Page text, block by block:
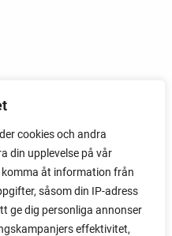
cookies och andra
din upplevelse på vår
åt information från
såsom din IP-adress
ge dig personliga annonser
effektivitet,